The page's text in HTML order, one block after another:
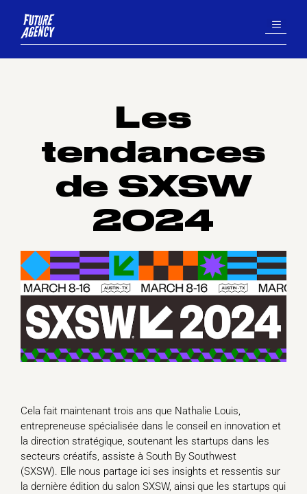
contenu
MENU
Les
tendances
de SXSW
2024
Cela fait maintenant trois ans que Nathalie Louis,
entrepreneuse spécialisée dans le conseil en innovation et
la direction stratégique, soutenant les startups dans les
secteurs créatifs, assiste à South By Southwest
(SXSW). Elle nous partage ici ses insights et ressentis sur
la dernière édition du salon SXSW, ainsi que les startups qui